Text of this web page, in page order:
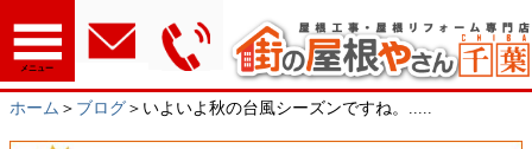
メニュー
ホーム ＞ ブログ ＞いよいよ秋の台風シーズンですね。.....